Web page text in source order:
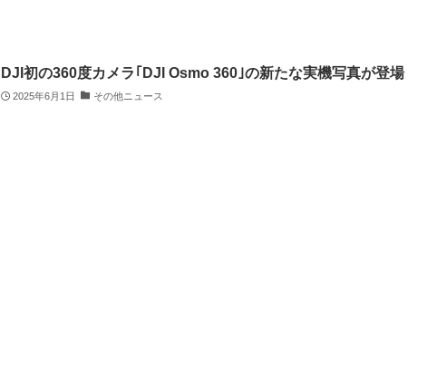
DJI初の360度カメラ｢DJI Osmo 360｣の新たな実機写真が登場
2025年6月1日 その他ニュース